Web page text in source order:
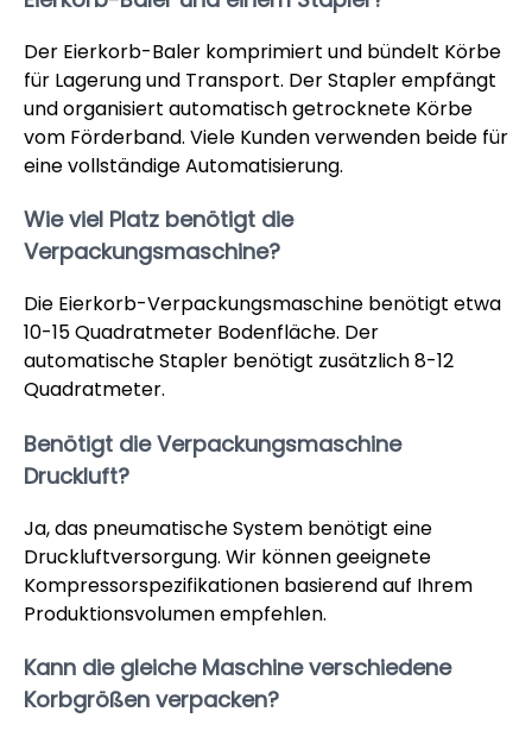
Der Eierkorb-Baler komprimiert und bündelt Körbe
für Lagerung und Transport. Der Stapler empfängt
und organisiert automatisch getrocknete Körbe
vom Förderband. Viele Kunden verwenden beide für
eine vollständige Automatisierung.
Wie viel Platz benötigt die
Verpackungsmaschine?
Die Eierkorb-Verpackungsmaschine benötigt etwa
10-15 Quadratmeter Bodenfläche. Der
automatische Stapler benötigt zusätzlich 8-12
Quadratmeter.
Benötigt die Verpackungsmaschine
Druckluft?
Ja, das pneumatische System benötigt eine
Druckluftversorgung. Wir können geeignete
Kompressorspezifikationen basierend auf Ihrem
Produktionsvolumen empfehlen.
Kann die gleiche Maschine verschiedene
Korbgrößen verpacken?